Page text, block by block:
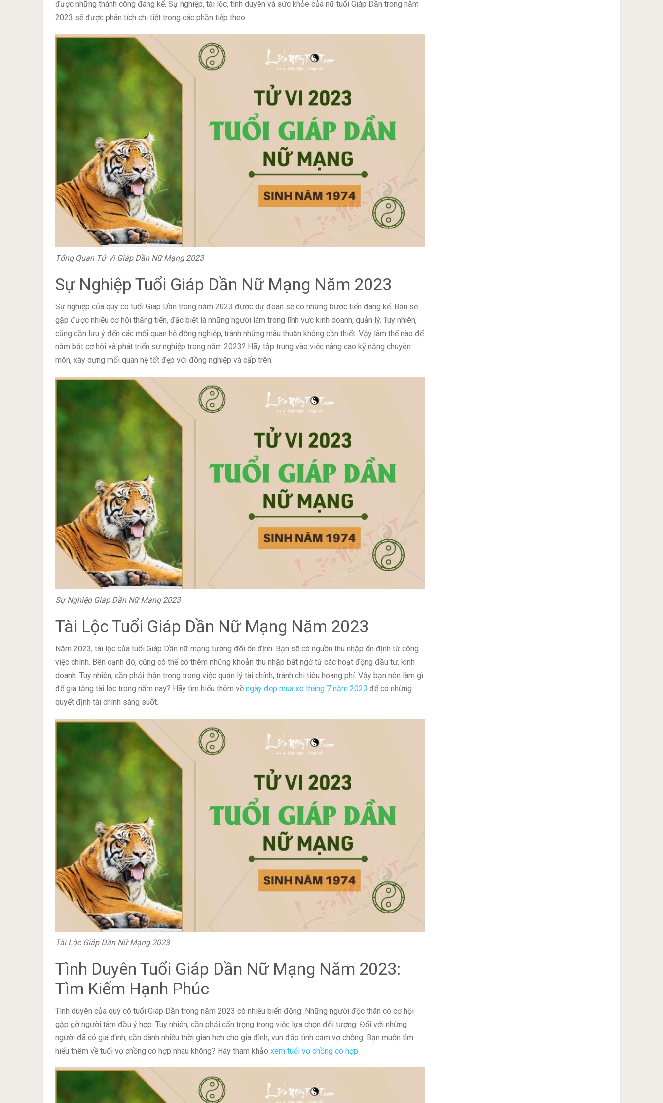
được những thành công đáng kể. Sự nghiệp, tài lộc, tình duyên và sức khỏe của nữ tuổi Giáp Dần trong năm
2023 sẽ được phân tích chi tiết trong các phần tiếp theo.
Tổng Quan Tử Vi Giáp Dần Nữ Mạng 2023
Sự Nghiệp Tuổi Giáp Dần Nữ Mạng Năm 2023
Sự nghiệp của quý cô tuổi Giáp Dần trong năm 2023 được dự đoán sẽ có những bước tiến đáng kể. Bạn sẽ
gặp được nhiều cơ hội thăng tiến, đặc biệt là những người làm trong lĩnh vực kinh doanh, quản lý. Tuy nhiên,
cũng cần lưu ý đến các mối quan hệ đồng nghiệp, tránh những mâu thuẫn không cần thiết. Vậy làm thế nào để
nắm bắt cơ hội và phát triển sự nghiệp trong năm 2023? Hãy tập trung vào việc nâng cao kỹ năng chuyên
môn, xây dựng mối quan hệ tốt đẹp với đồng nghiệp và cấp trên.
Sự Nghiệp Giáp Dần Nữ Mạng 2023
Tài Lộc Tuổi Giáp Dần Nữ Mạng Năm 2023
Năm 2023, tài lộc của tuổi Giáp Dần nữ mạng tương đối ổn định. Bạn sẽ có nguồn thu nhập ổn định từ công
việc chính. Bên cạnh đó, cũng có thể có thêm những khoản thu nhập bất ngờ từ các hoạt động đầu tư, kinh
doanh. Tuy nhiên, cần phải thận trọng trong việc quản lý tài chính, tránh chi tiêu hoang phí. Vậy bạn nên làm gì
để gia tăng tài lộc trong năm nay? Hãy tìm hiểu thêm về ngày đẹp mua xe tháng 7 năm 2023 để có những
quyết định tài chính sáng suốt.
Tài Lộc Giáp Dần Nữ Mạng 2023
Tình Duyên Tuổi Giáp Dần Nữ Mạng Năm 2023:
Tìm Kiếm Hạnh Phúc
Tình duyên của quý cô tuổi Giáp Dần trong năm 2023 có nhiều biến động. Những người độc thân có cơ hội
gặp gỡ người tâm đầu ý hợp. Tuy nhiên, cần phải cẩn trọng trong việc lựa chọn đối tượng. Đối với những
người đã có gia đình, cần dành nhiều thời gian hơn cho gia đình, vun đắp tình cảm vợ chồng. Bạn muốn tìm
hiểu thêm về tuổi vợ chồng có hợp nhau không? Hãy tham khảo xem tuổi vợ chồng có hợp